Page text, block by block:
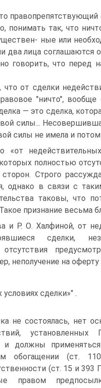
понимать так, что
ные или
два лица
говорить, что перед
от сделки
"ничто",
— это сделка,
силы...
силы не имела и
«от
полностью
Строго
однако в связи с
таковы, что
признание весьма
Р. О. Халфиной, от
сделки,
неполучение на
сделки»" .
не состоялась, нет
установленных
и должны
обогащении (ст.
(ст. 15 и 393
правом